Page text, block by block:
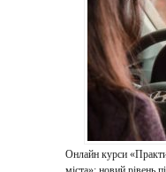
Онлайн курси